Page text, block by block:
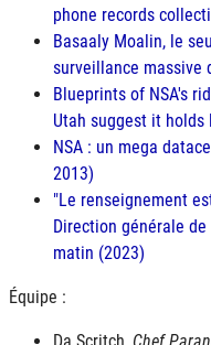
phone records
Basaaly Moalin, le
surveillance massive
Blueprints of NSA's
Utah suggest it
NSA : un mega
2013)
"Le renseignement
Direction générale
matin (2023)
Équipe :
Da Scritch, Chef